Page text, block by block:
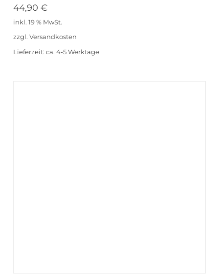
44,90 €
inkl. 19 % MwSt.
zzgl. Versandkosten
Lieferzeit: ca. 4-5 Werktage